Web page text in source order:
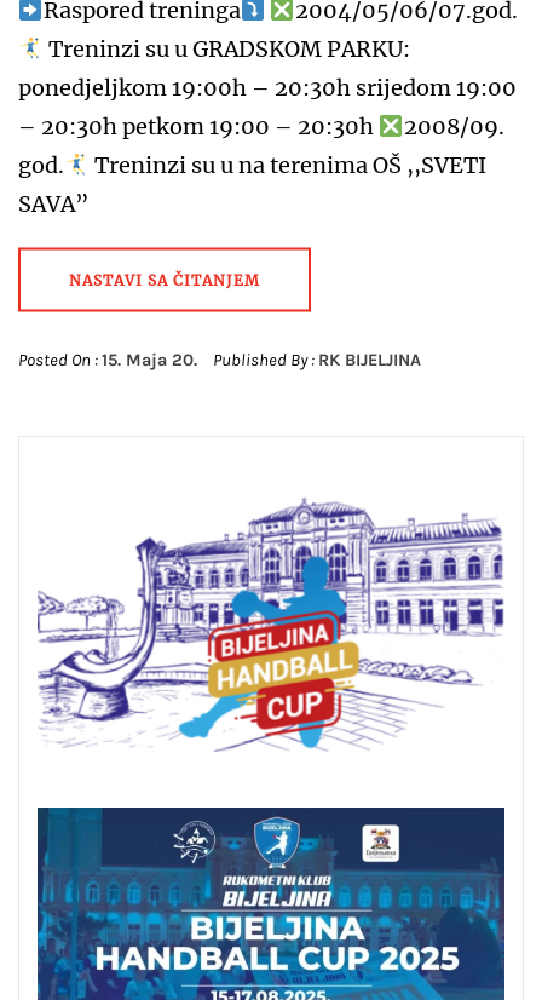
Raspored treninga
2004/05/06/07.god.
Treninzi su u GRADSKOM PARKU:
ponedjeljkom 19:00h – 20:30h srijedom 19:00
– 20:30h petkom 19:00 – 20:30h
2008/09.
god.
Treninzi su u na terenima OŠ ,,SVETI
SAVA”
NASTAVI SA ČITANJEM
Posted On :15. Maja 20. Published By : RK BIJELJINA